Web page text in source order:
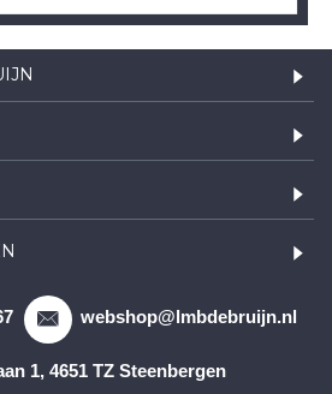
webshop@lmbdebruijn.nl
1, 4651 TZ Steenbergen